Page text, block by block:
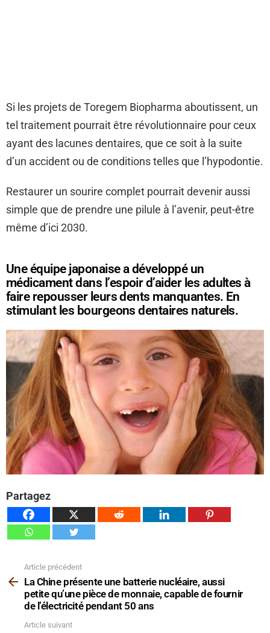
Si les projets de Toregem Biopharma aboutissent, un
tel traitement pourrait être révolutionnaire pour ceux
ayant des lacunes dentaires, que ce soit à la suite
d’un accident ou de conditions telles que l’hypodontie.
Restaurer un sourire complet pourrait devenir aussi
simple que de prendre une pilule à l’avenir, peut-être
même d’ici 2030.
Une équipe japonaise a développé un
médicament dans l’espoir d’aider les adultes à
faire repousser leurs dents manquantes. En
stimulant les bourgeons dentaires naturels.
Partagez
plus
Article précédent
La Chine présente une batterie nucléaire, aussi
petite qu’une pièce de monnaie, capable de fournir
de l’électricité pendant 50 ans
Article suivant